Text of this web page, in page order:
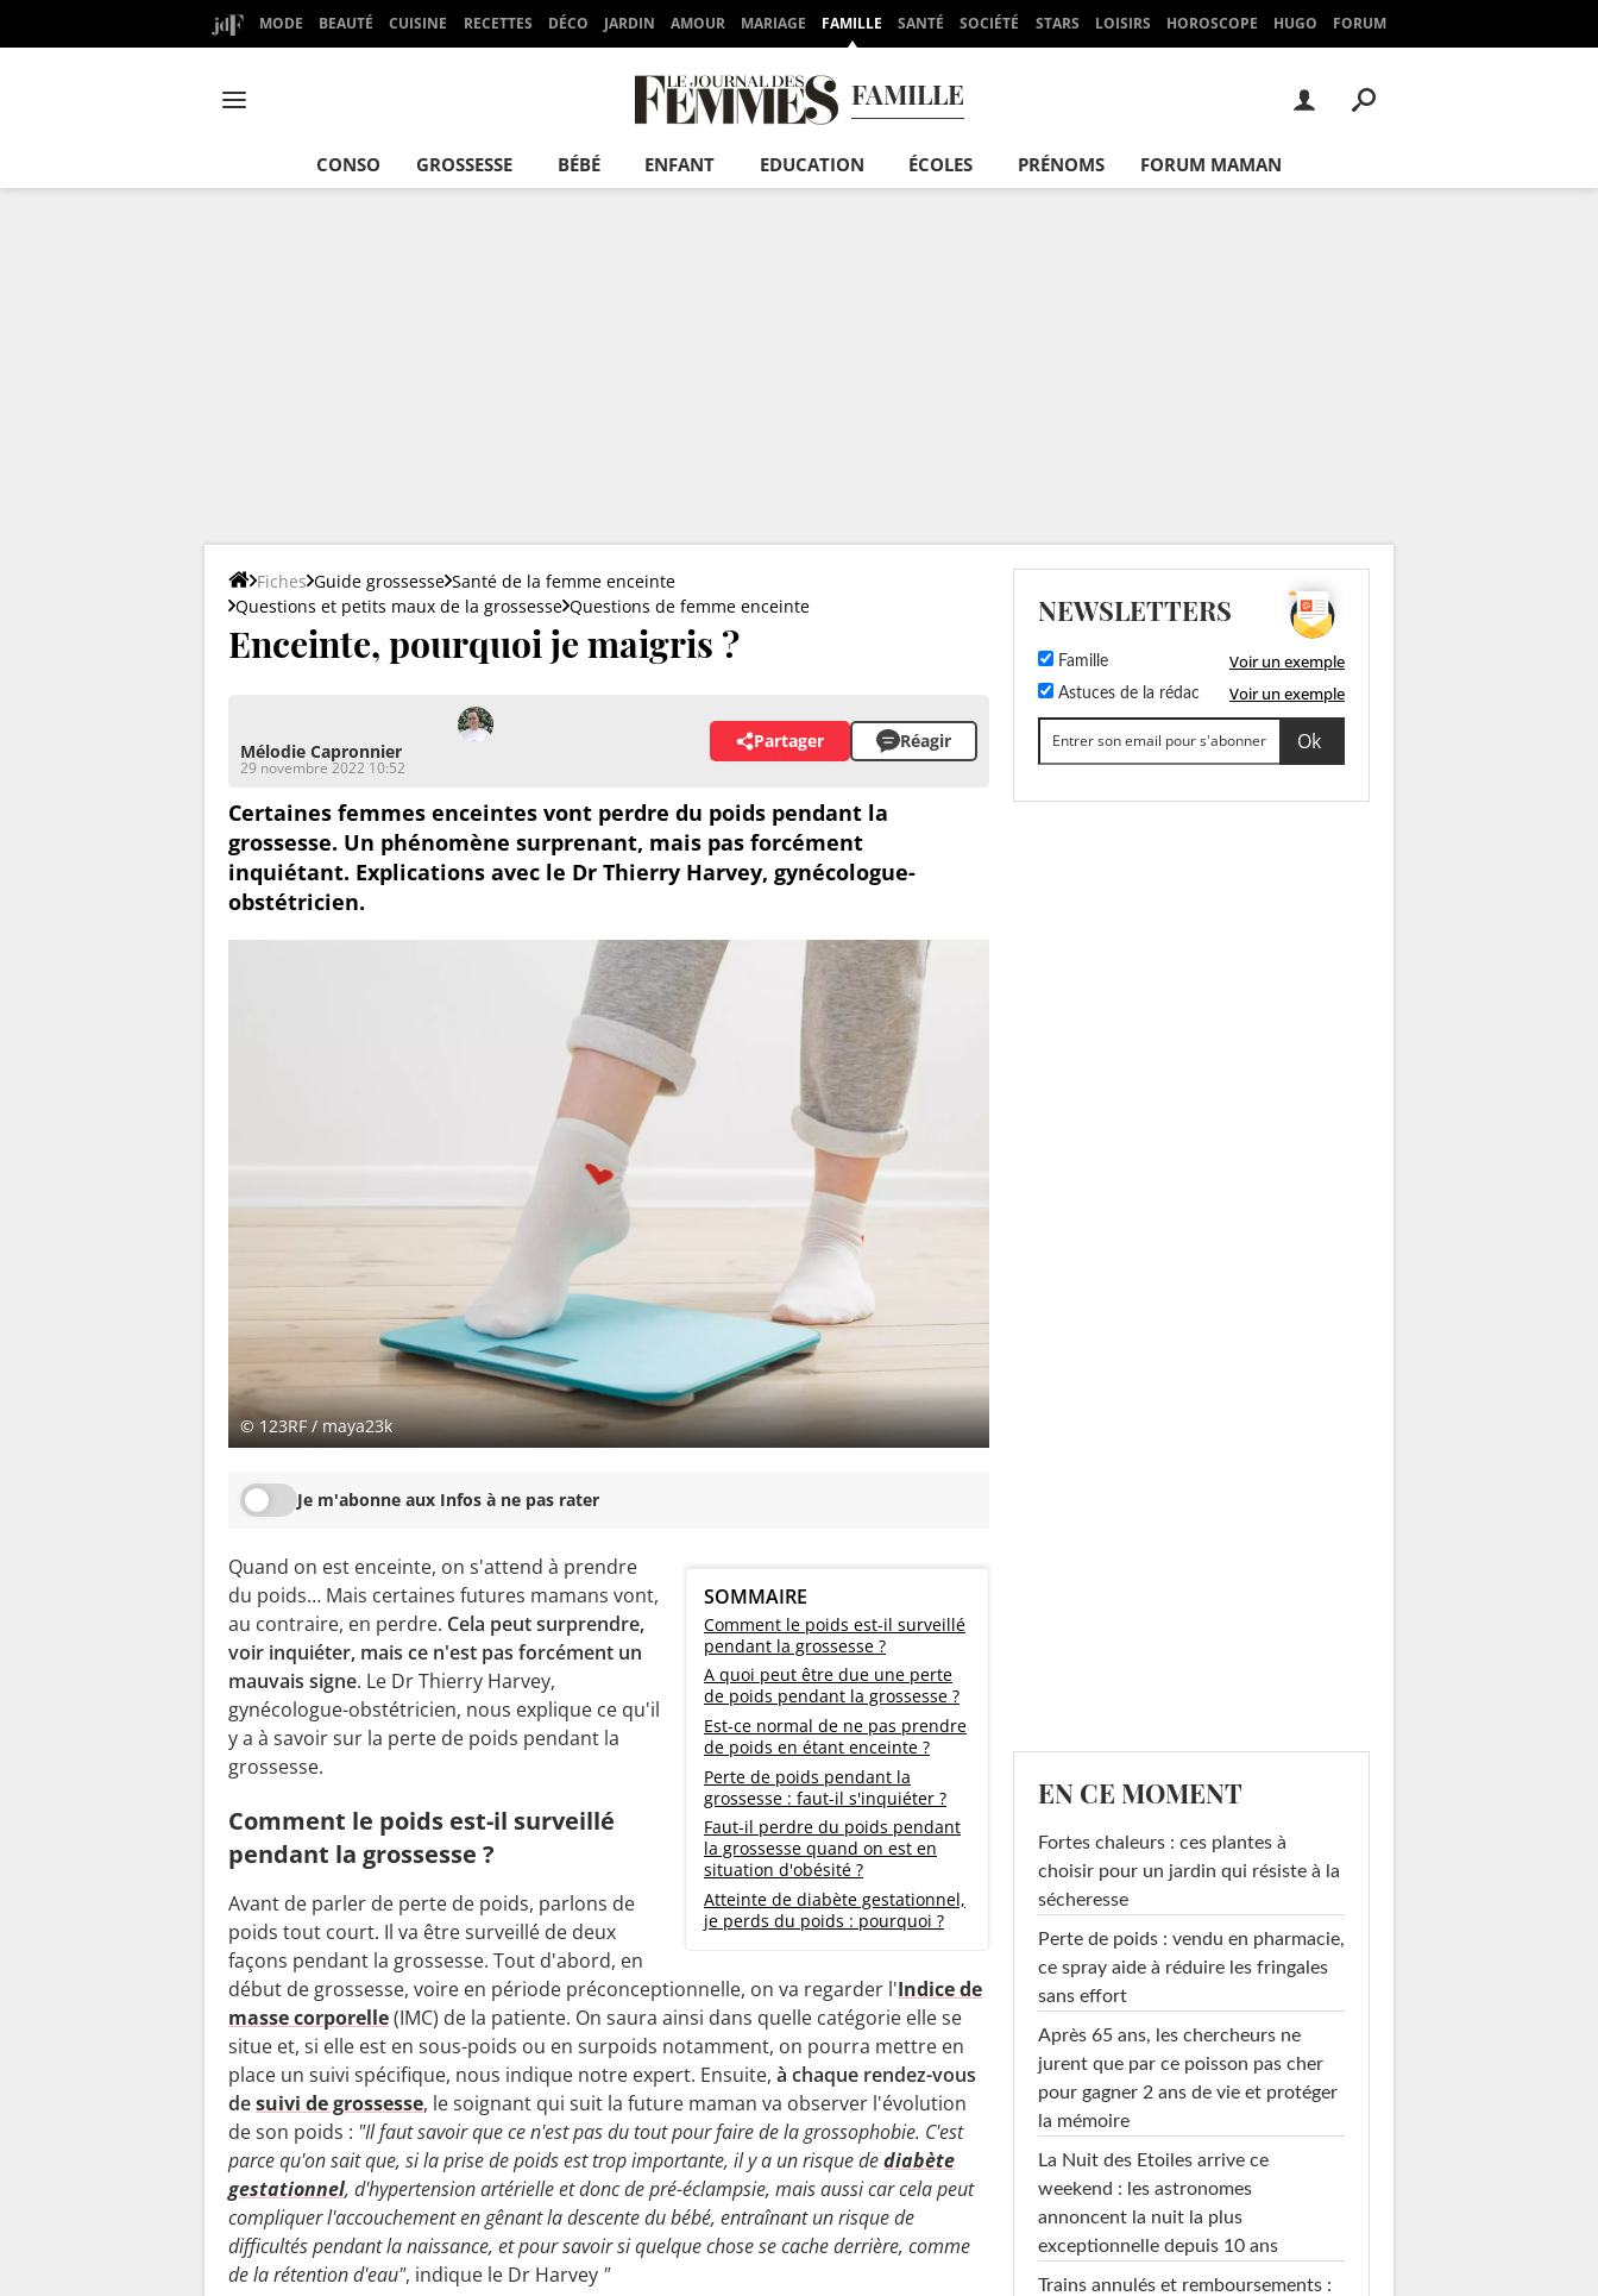
MODE BEAUTÉ CUISINE RECETTES DÉCO JARDIN AMOUR MARIAGE FAMILLE SANTÉ SOCIÉTÉ STARS LOISIRS HOROSCOPE HUGO FORUM
FAMILLE
CONSO GROSSESSE BÉBÉ ENFANT EDUCATION ÉCOLES PRÉNOMS FORUM MAMAN
Fiches Guide grossesse Santé de la femme enceinte
Questions et petits maux de la grossesse Questions de femme enceinte
Enceinte, pourquoi je maigris ?
Mélodie Capronnier
29 novembre 2022 10:52
Partager Réagir
Certaines femmes enceintes vont perdre du poids pendant la
grossesse. Un phénomène surprenant, mais pas forcément
inquiétant. Explications avec le Dr Thierry Harvey, gynécologue-
obstétricien.
© 123RF / maya23k
Je m'abonne aux Infos à ne pas rater
SOMMAIRE
Comment le poids est-il surveillé
pendant la grossesse ?
A quoi peut être due une perte
de poids pendant la grossesse ?
Est-ce normal de ne pas prendre
de poids en étant enceinte ?
Perte de poids pendant la
grossesse : faut-il s'inquiéter ?
Faut-il perdre du poids pendant
la grossesse quand on est en
situation d'obésité ?
Atteinte de diabète gestationnel,
je perds du poids : pourquoi ?
Quand on est enceinte, on s'attend à prendre
du poids… Mais certaines futures mamans vont,
au contraire, en perdre. Cela peut surprendre,
voir inquiéter, mais ce n'est pas forcément un
mauvais signe. Le Dr Thierry Harvey,
gynécologue-obstétricien, nous explique ce qu'il
y a à savoir sur la perte de poids pendant la
grossesse.
Comment le poids est-il surveillé
pendant la grossesse ?
Avant de parler de perte de poids, parlons de
poids tout court. Il va être surveillé de deux
façons pendant la grossesse. Tout d'abord, en
début de grossesse, voire en période préconceptionnelle, on va regarder l'Indice de
masse corporelle(IMC) de la patiente. On saura ainsi dans quelle catégorie elle se
situe et, si elle est en sous-poids ou en surpoids notamment, on pourra mettre en
place un suivi spécifique, nous indique notre expert. Ensuite, à chaque rendez-vous
desuivi de grossesse, le soignant qui suit la future maman va observer l'évolution
de son poids : "Il faut savoir que ce n'est pas du tout pour faire de la grossophobie. C'est
parce qu'on sait que, si la prise de poids est trop importante, il y a un risque dediabète
gestationnel, d'hypertension artérielle et donc de pré-éclampsie, mais aussi car cela peut
compliquer l'accouchement en gênant la descente du bébé, entraînant un risque de
difficultés pendant la naissance, et pour savoir si quelque chose se cache derrière, comme
de la rétention d'eau", indique le Dr Harvey "
NEWSLETTERS
Famille Voir un exemple
Astuces de la rédac Voir un exemple
EN CE MOMENT
Fortes chaleurs : ces plantes à
choisir pour un jardin qui résiste à la
sécheresse
Perte de poids : vendu en pharmacie,
ce spray aide à réduire les fringales
sans effort
Après 65 ans, les chercheurs ne
jurent que par ce poisson pas cher
pour gagner 2 ans de vie et protéger
la mémoire
La Nuit des Etoiles arrive ce
weekend : les astronomes
annoncent la nuit la plus
exceptionnelle depuis 10 ans
Trains annulés et remboursements :